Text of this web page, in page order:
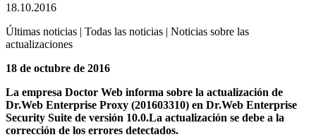
18.10.2016
Últimas noticias | Todas las noticias | Noticias sobre las
actualizaciones
18 de octubre de 2016
La empresa Doctor Web informa sobre la actualización de
Dr.Web Enterprise Proxy (201603310) en Dr.Web Enterprise
Security Suite de versión 10.0.La actualización se debe a la
corrección de los errores detectados.